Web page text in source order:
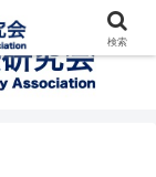
検索